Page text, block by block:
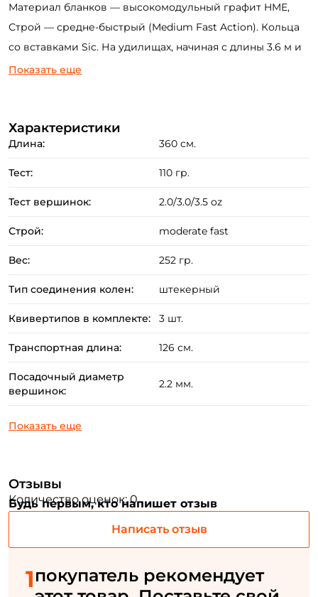
Материал бланков — высокомодульный графит HME,
Строй — средне-быстрый (Medium Fast Action). Кольца
со вставками Sic. На удилищах, начиная с длины 3.6 м и
тестом 80 г, кольца идут увеличенного размера, чтобы
изготовлена из Eva для более легкого отмыва после
рыбалки. Катушкодержатель классического типа,
надежный, оснащен карбоновой гайкой. Вершинки в
В комплекте 3 шт. разной жёсткости. В зависимости от
теста идут от 0.75 Oz до 5 Oz.
сбалансированы и легко справляются с вываживанием
крупной рыбы.
Показать еще
Характеристики
Длина: 360 см.
Тест: 110 гр.
Тест вершинок: 2.0/3.0/3.5 oz
Строй: moderate fast
Вес: 252 гр.
Тип соединения колен: штекерный
Квивертипов в комплекте: 3 шт.
Транспортная длина: 126 см.
Посадочный диаметр
вершинок:
2.2 мм.
Отзывы
Количество оценок: 0
Будь первым, кто напишет отзыв
Написать отзыв
1покупатель рекомендует
Создать аккаунт
ФИО: *
Номер телефона: *
Придумайте пароль: *
Заполняя данную форму вы соглашаетесь на обработку
персональных данных
Создать аккаунт
У меня уже есть аккаунт